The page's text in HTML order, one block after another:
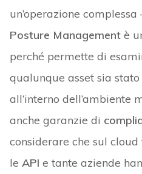
un’operazione
Posture Managementè
perché permette di
qualunque asset sia
all’interno dell’ambiente
anche garanzie di
considerare che sul
le API e tante aziende